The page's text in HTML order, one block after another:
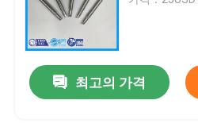
티타늄 코일/호일
티타늄 와이어
최고의 가격